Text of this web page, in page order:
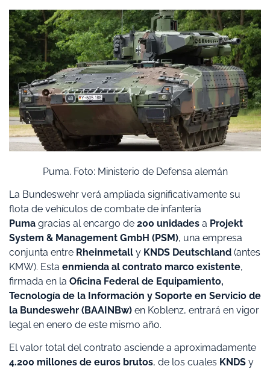
Puma. Foto: Ministerio de Defensa alemán
La Bundeswehr verá ampliada significativamente su
flota de vehículos de combate de infantería
Puma gracias al encargo de 200 unidades a Projekt
System & Management GmbH (PSM), una empresa
conjunta entre Rheinmetall y KNDS Deutschland (antes
KMW). Esta enmienda al contrato marco existente,
firmada en la Oficina Federal de Equipamiento,
Tecnología de la Información y Soporte en Servicio de
la Bundeswehr (BAAINBw) en Koblenz, entrará en vigor
legal en enero de este mismo año.
El valor total del contrato asciende a aproximadamente
4.200 millones de euros brutos, de los cuales KNDS y